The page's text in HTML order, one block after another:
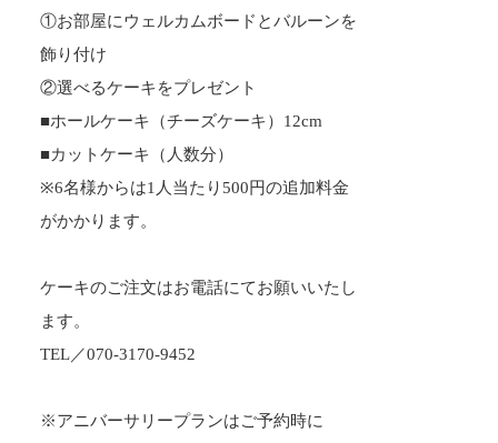
①お部屋にウェルカムボードとバルーンを
飾り付け
②選べるケーキをプレゼント
■ホールケーキ（チーズケーキ）12cm
■カットケーキ（人数分）
※6名様からは1人当たり500円の追加料金
がかかります。
ケーキのご注文はお電話にてお願いいたし
ます。
TEL／070-3170-9452
※アニバーサリープランはご予約時に